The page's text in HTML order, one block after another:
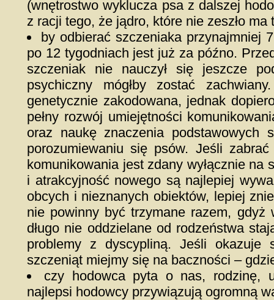
(wnętrostwo wyklucza psa z dalszej
z racji tego, że jądro, które nie zeszło
by odbierać szczeniaka przynajmniej
po 12 tygodniach jest już za późno.
szczeniak nie nauczył się jeszcze
psychiczny mógłby zostać
genetycznie zakodowana, jednak
pełny rozwój umiejętności
oraz naukę znaczenia podstawowych
porozumiewaniu się psów. Jeśli
komunikowania jest zdany wyłącznie
i atrakcyjność nowego są najlepiej
obcych i nieznanych obiektów, lepiej
nie powinny być trzymane razem, gdyż
długo nie oddzielane od rodzeństwa
problemy z dyscypliną. Jeśli okazuje
szczeniąt miejmy się na baczności –
czy hodowca pyta o nas, rodzinę,
najlepsi hodowcy przywiązują ogromną